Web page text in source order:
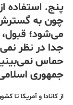
پنج.
چون به
می‌شود؛ قبول،
جدا در نظر
حماس
جمهوری
از کانادا و آمریکا تا